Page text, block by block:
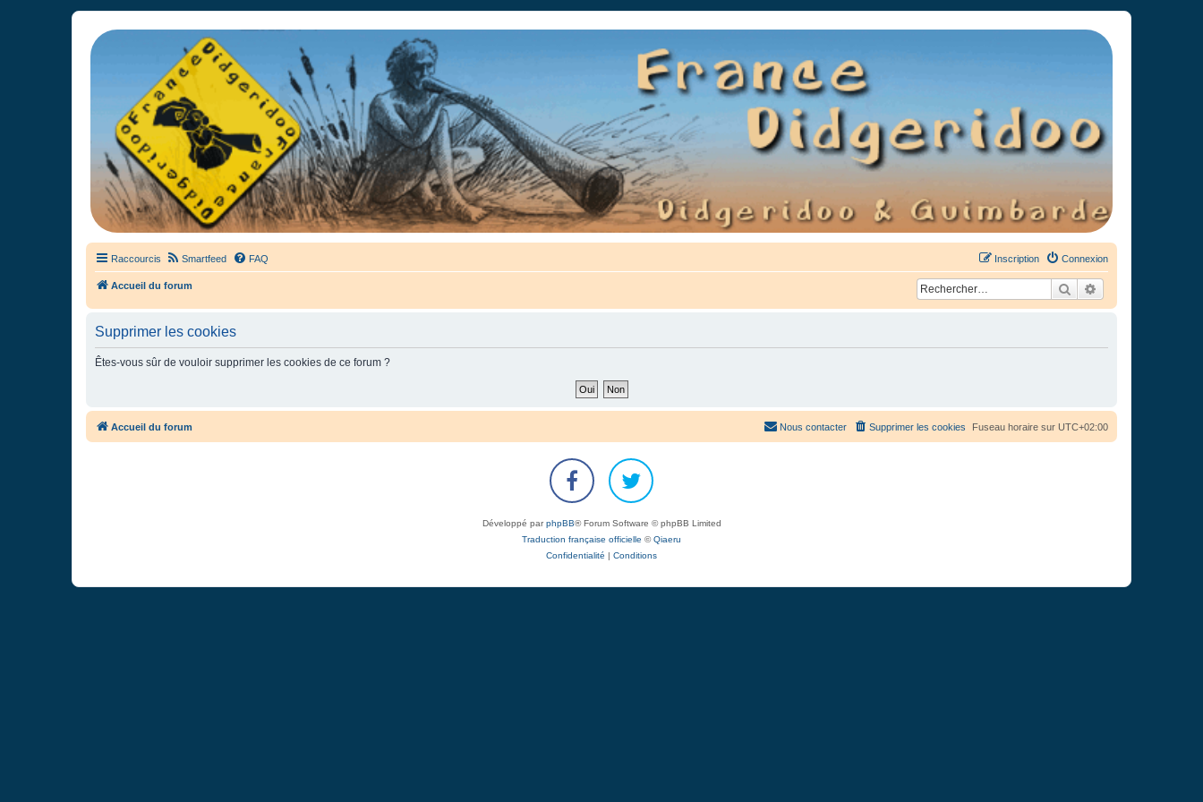
France Didgeridoo
Didgeridoo et Guimbarde sur France Didgeridoo - retrouvez la communauté.
Raccourcis Smartfeed FAQ Connexion
Inscription
Accueil du forum Rechercher
Supprimer les cookies
Êtes-vous sûr de vouloir supprimer les cookies de ce forum ?
Accueil du forum Fuseau horaire sur UTC+02:00
Supprimer les cookies
Nous contacter
Développé parphpBB® Forum Software © phpBB Limited
Traduction française officielle ©Qiaeru
Confidentialité | Conditions